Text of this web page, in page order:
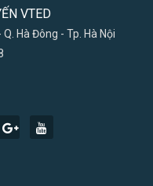
VTED
Hà Đông - Tp. Hà Nội